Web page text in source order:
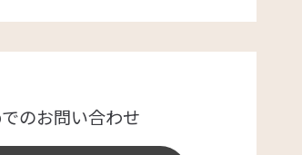
のお問い合わせ